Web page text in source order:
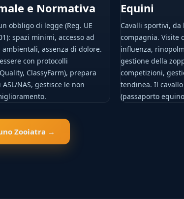
e Normativa
obbligo di legge (Reg. UE
spazi minimi, accesso ad
assenza di dolore.
con protocolli
ClassyFarm), prepara
NAS, gestisce le non
Equini
Cavalli sportivi, da
compagnia. Visite
influenza,
gestione della
competizioni,
tendinea. Il
(passaporto
Zooiatra →